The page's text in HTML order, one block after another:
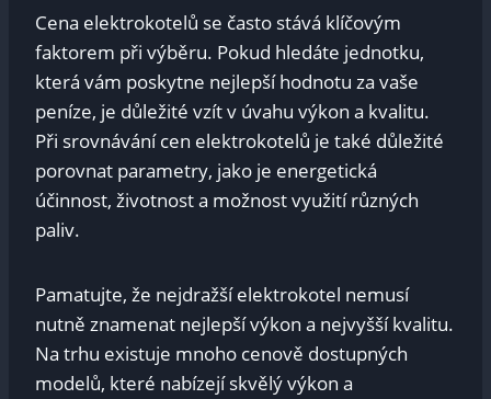
Cena elektrokotelů se často stává klíčovým
faktorem při výběru. Pokud hledáte jednotku,
která vám poskytne nejlepší hodnotu za vaše
peníze, je důležité vzít v úvahu výkon a kvalitu.
Při srovnávání cen elektrokotelů je také důležité
porovnat parametry, jako je energetická
účinnost, životnost a možnost využití různých
paliv.
Pamatujte, že nejdražší elektrokotel nemusí
nutně znamenat nejlepší výkon a nejvyšší kvalitu.
Na trhu existuje mnoho cenově dostupných
modelů, které nabízejí skvělý výkon a